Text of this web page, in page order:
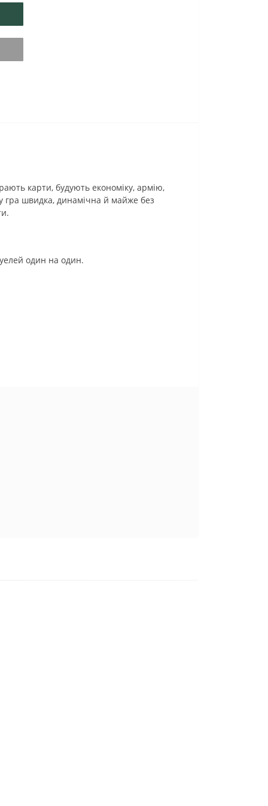
карти, будують економіку, армію,
гра швидка, динамічна й майже без
один на один.